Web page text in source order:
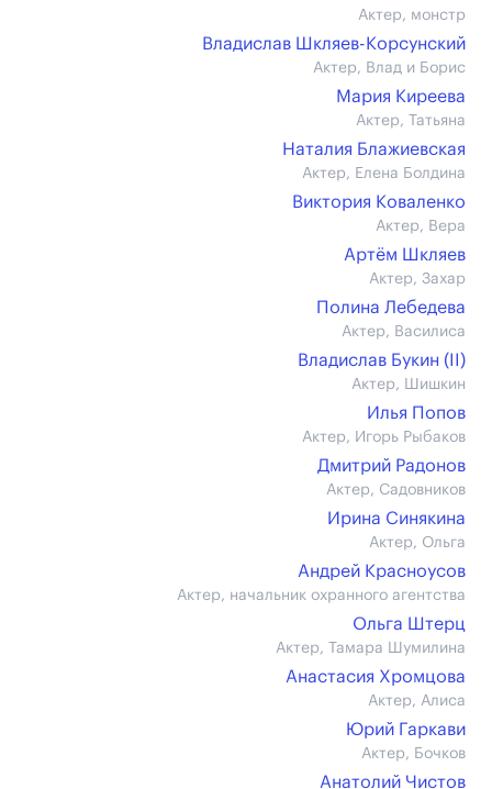
Актер, монстр
Владислав Шкляев-Корсунский
Актер, Влад и Борис
Мария Киреева
Актер, Татьяна
Наталия Блажиевская
Актер, Елена Болдина
Виктория Коваленко
Актер, Вера
Артём Шкляев
Актер, Захар
Полина Лебедева
Актер, Василиса
Владислав Букин (II)
Актер, Шишкин
Илья Попов
Актер, Игорь Рыбаков
Дмитрий Радонов
Актер, Садовников
Ирина Синякина
Актер, Ольга
Андрей Красноусов
Актер, начальник охранного агентства
Ольга Штерц
Актер, Тамара Шумилина
Анастасия Хромцова
Актер, Алиса
Юрий Гаркави
Актер, Бочков
Анатолий Чистов